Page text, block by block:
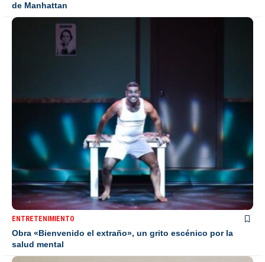
de Manhattan
ENTRETENIMIENTO
Obra «Bienvenido el extraño», un grito escénico por la
salud mental